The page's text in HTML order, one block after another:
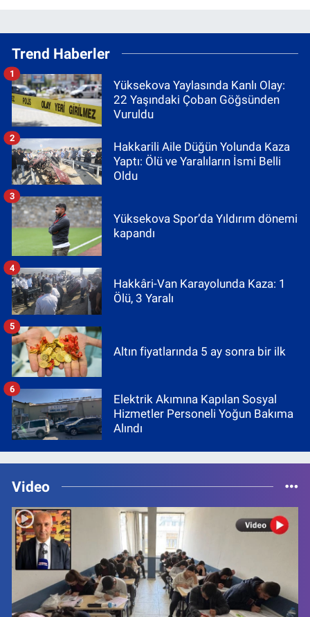
Trend Haberler
Yüksekova Yaylasında Kanlı Olay:
22 Yaşındaki Çoban Göğsünden
Vuruldu
1
Hakkarili Aile Düğün Yolunda Kaza
Yaptı: Ölü ve Yaralıların İsmi Belli
Oldu
2
Yüksekova Spor’da Yıldırım dönemi
kapandı
3
Hakkâri-Van Karayolunda Kaza: 1
Ölü, 3 Yaralı
4
Altın fiyatlarında 5 ay sonra bir ilk
5
Elektrik Akımına Kapılan Sosyal
Hizmetler Personeli Yoğun Bakıma
Alındı
6
Video